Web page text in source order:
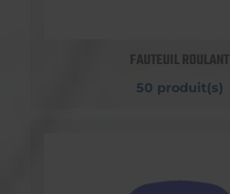
FAUTEUIL ROULANT
50 produit(s)